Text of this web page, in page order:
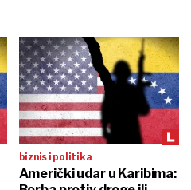
biznis i politika
Američki udar u Karibima: